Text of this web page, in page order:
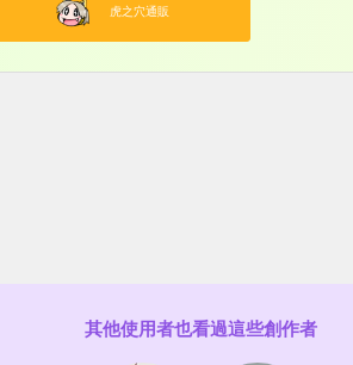
虎之穴通販
其他使用者也看過這些創作者